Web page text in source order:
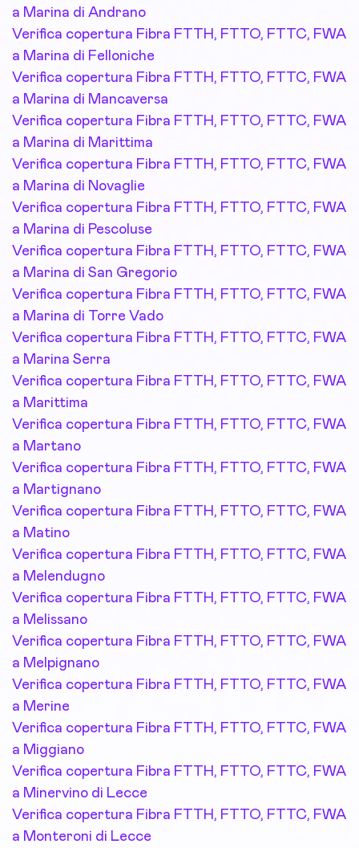
a Marina di Andrano
Verifica copertura Fibra FTTH, FTTO, FTTC, FWA
a Marina di Felloniche
Verifica copertura Fibra FTTH, FTTO, FTTC, FWA
a Marina di Mancaversa
Verifica copertura Fibra FTTH, FTTO, FTTC, FWA
a Marina di Marittima
Verifica copertura Fibra FTTH, FTTO, FTTC, FWA
a Marina di Novaglie
Verifica copertura Fibra FTTH, FTTO, FTTC, FWA
a Marina di Pescoluse
Verifica copertura Fibra FTTH, FTTO, FTTC, FWA
a Marina di San Gregorio
Verifica copertura Fibra FTTH, FTTO, FTTC, FWA
a Marina di Torre Vado
Verifica copertura Fibra FTTH, FTTO, FTTC, FWA
a Marina Serra
Verifica copertura Fibra FTTH, FTTO, FTTC, FWA
a Marittima
Verifica copertura Fibra FTTH, FTTO, FTTC, FWA
a Martano
Verifica copertura Fibra FTTH, FTTO, FTTC, FWA
a Martignano
Verifica copertura Fibra FTTH, FTTO, FTTC, FWA
a Matino
Verifica copertura Fibra FTTH, FTTO, FTTC, FWA
a Melendugno
Verifica copertura Fibra FTTH, FTTO, FTTC, FWA
a Melissano
Verifica copertura Fibra FTTH, FTTO, FTTC, FWA
a Melpignano
Verifica copertura Fibra FTTH, FTTO, FTTC, FWA
a Merine
Verifica copertura Fibra FTTH, FTTO, FTTC, FWA
a Miggiano
Verifica copertura Fibra FTTH, FTTO, FTTC, FWA
a Minervino di Lecce
Verifica copertura Fibra FTTH, FTTO, FTTC, FWA
a Monteroni di Lecce